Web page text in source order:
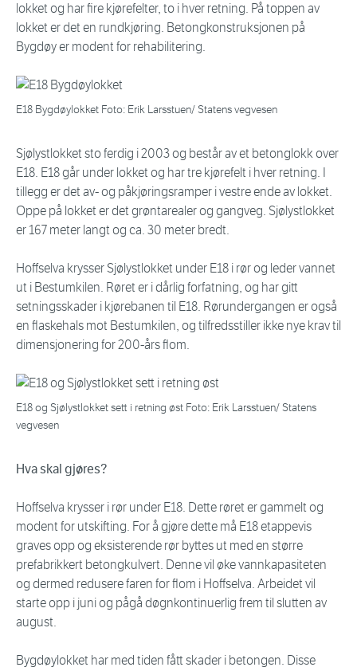
lokket og har fire kjørefelter, to i hver retning. På toppen av
lokket er det en rundkjøring. Betongkonstruksjonen på
Bygdøy er modent for rehabilitering.
E18 Bygdøylokket Foto: Erik Larsstuen/ Statens vegvesen
Sjølystlokket sto ferdig i 2003 og består av et betonglokk over
E18. E18 går under lokket og har tre kjørefelt i hver retning. I
tillegg er det av- og påkjøringsramper i vestre ende av lokket.
Oppe på lokket er det grøntarealer og gangveg. Sjølystlokket
er 167 meter langt og ca. 30 meter bredt.
Hoffselva krysser Sjølystlokket under E18 i rør og leder vannet
ut i Bestumkilen. Røret er i dårlig forfatning, og har gitt
setningsskader i kjørebanen til E18. Rørundergangen er også
en flaskehals mot Bestumkilen, og tilfredsstiller ikke nye krav til
dimensjonering for 200-års flom.
E18 og Sjølystlokket sett i retning øst Foto: Erik Larsstuen/ Statens
vegvesen
Hva skal gjøres?
Hoffselva krysser i rør under E18. Dette røret er gammelt og
modent for utskifting. For å gjøre dette må E18 etappevis
graves opp og eksisterende rør byttes ut med en større
prefabrikkert betongkulvert. Denne vil øke vannkapasiteten
og dermed redusere faren for flom i Hoffselva. Arbeidet vil
starte opp i juni og pågå døgnkontinuerlig frem til slutten av
august.
Bygdøylokket har med tiden fått skader i betongen. Disse